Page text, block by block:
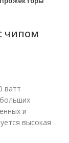
чипом
ватт
и
высокая